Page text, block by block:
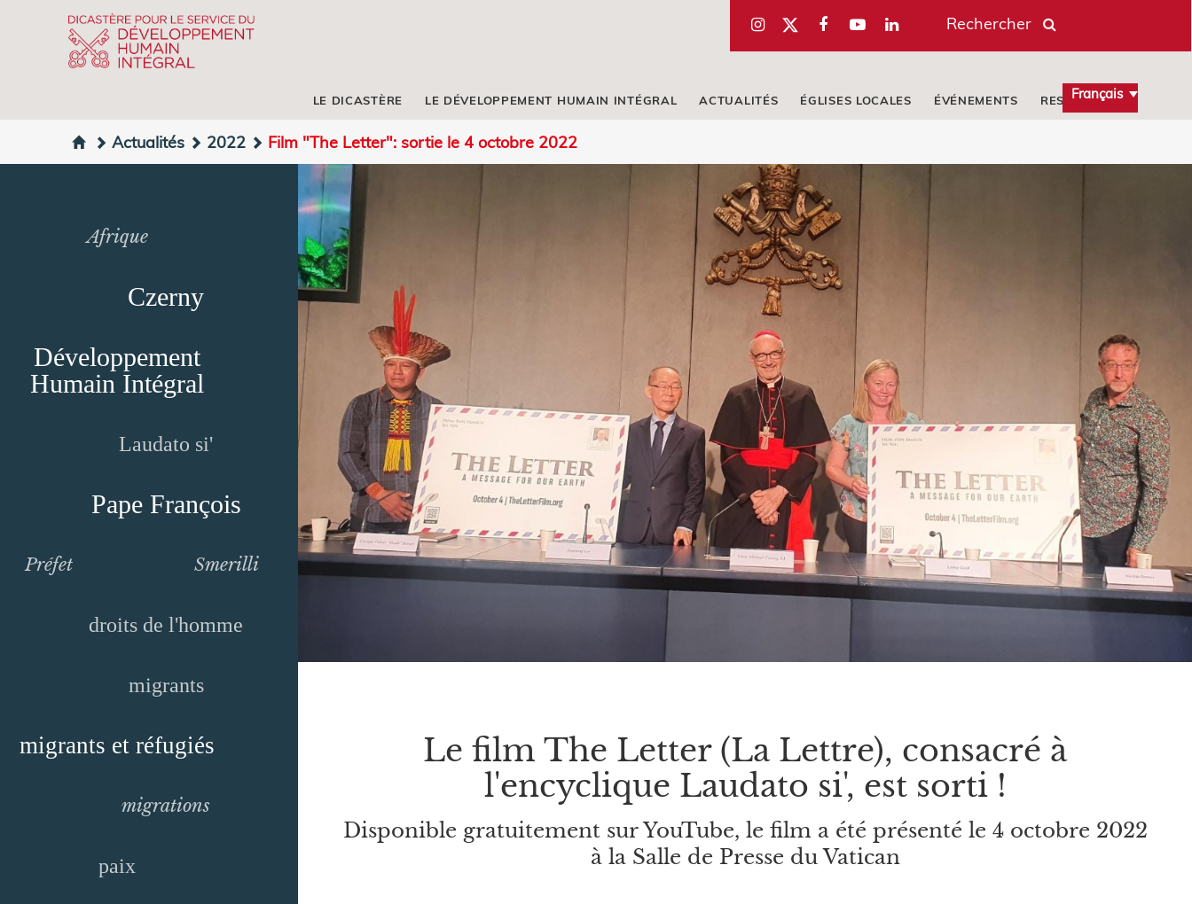
Rechercher
Français
LE DICASTÈRE LE DÉVELOPPEMENT HUMAIN INTÉGRAL ACTUALITÉS ÉGLISES LOCALES ÉVÉNEMENTS RESSOURCES
Actualités 2022 Film "The Letter": sortie le 4 octobre 2022
Afrique
Czerny
Développement
Humain Intégral
Laudato si'
Pape François
Préfet Smerilli
droits de l'homme
migrants
migrants et réfugiés
migrations
paix
Le film The Letter (La Lettre), consacré à
l'encyclique Laudato si', est sorti !
Disponible gratuitement sur YouTube, le film a été présenté le 4 octobre 2022
à la Salle de Presse du Vatican